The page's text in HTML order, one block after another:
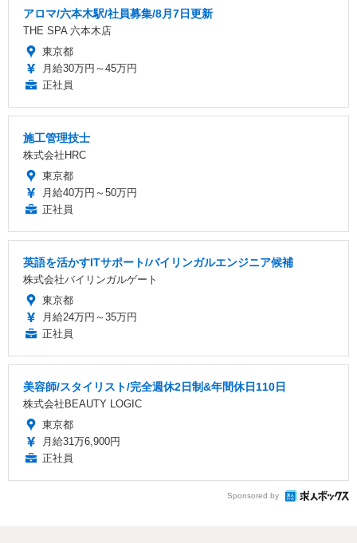
アロマ/六本木駅/社員募集/8月7日更新
THE SPA 六本木店
東京都
月給30万円～45万円
正社員
施工管理技士
株式会社HRC
東京都
月給40万円～50万円
正社員
英語を活かすITサポート/バイリンガルエンジニア候補
株式会社バイリンガルゲート
東京都
月給24万円～35万円
正社員
美容師/スタイリスト/完全週休2日制&年間休日110日
株式会社BEAUTY LOGIC
東京都
月給31万6,900円
正社員
Sponsored by